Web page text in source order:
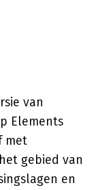
van
Elements
met
gebied van
en